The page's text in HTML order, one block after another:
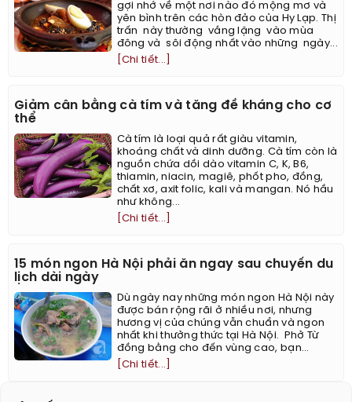
gợi nhớ về một nơi nào đó mộng mơ và
yên bình trên các hòn đảo của Hy Lạp. Thị
trấn này thường vắng lặng vào mùa
đông và sôi động nhất vào những ngày...
[Chi tiết...]
Giảm cân bằng cà tím và tăng đề kháng cho cơ
thể
Cà tím là loại quả rất giàu vitamin,
khoáng chất và dinh dưỡng. Cà tím còn là
nguồn chứa dồi dào vitamin C, K, B6,
thiamin, niacin, magiê, phốt pho, đồng,
chất xơ, axit folic, kali và mangan. Nó hầu
như không...
[Chi tiết...]
15 món ngon Hà Nội phải ăn ngay sau chuyến du
lịch dài ngày
Dù ngày nay những món ngon Hà Nội này
được bán rộng rãi ở nhiều nơi, nhưng
hương vị của chúng vẫn chuẩn và ngon
nhất khi thưởng thức tại Hà Nội. ​ Phở Từ
đồng bằng cho đến vùng cao, bạn...
[Chi tiết...]